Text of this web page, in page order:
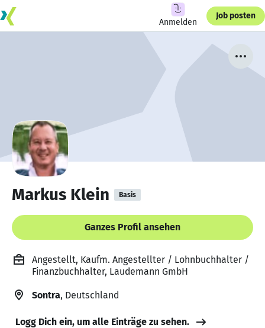
Anmelden
Job posten
Markus Klein Basis
Ganzes Profil ansehen
Angestellt, Kaufm. Angestellter / Lohnbuchhalter /
Finanzbuchhalter, Laudemann GmbH
Sontra, Deutschland
Logg Dich ein, um alle Einträge zu sehen.